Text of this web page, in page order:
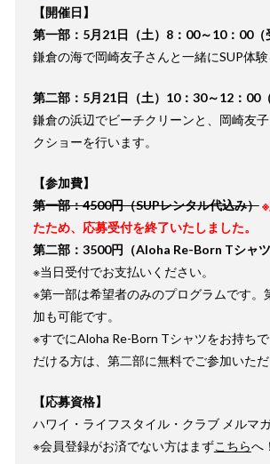
【開催日】
第一部：5月21日（土）8：00～10：00（
鎌倉の海で岡崎友子さんと一緒にSUP体験
第二部：5月21日（土）10：30～12：00
鎌倉の浜辺でビーチクリーンと、岡崎友
クショーを行います。
【参加費】
第一部：4500円（SUPレンタル代込み）
たため、応募受付を終了いたしました。
第二部：3500円（Aloha Re-Born Tシャツ
※当日受付でお支払いください。
※第一部は希望者のみのプログラムです。
加も可能です。
※すでにAloha Re-Born Tシャツをお持ち
だける方は、第二部に無料でご参加いただ
【応募資格】
ハワイ・ライフスタイル・クラブ メルマ
※会員登録がお済でない方はまずこちらへ！